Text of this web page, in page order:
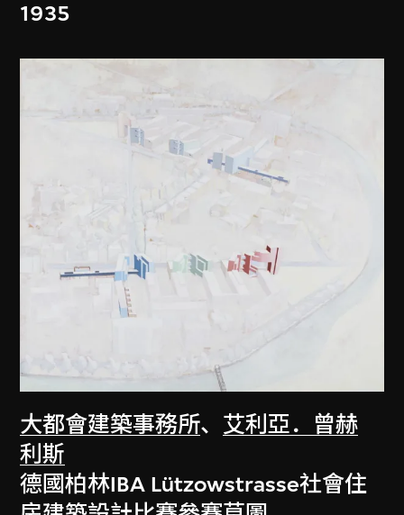
1935
大都會建築事務所、 艾利亞．曾赫
利斯
德國柏林IBA Lützowstrasse社會住